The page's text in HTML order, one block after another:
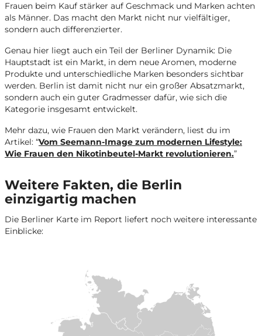
Frauen beim Kauf stärker auf Geschmack und Marken achten
als Männer. Das macht den Markt nicht nur vielfältiger,
sondern auch differenzierter.
Genau hier liegt auch ein Teil der Berliner Dynamik: Die
Hauptstadt ist ein Markt, in dem neue Aromen, moderne
Produkte und unterschiedliche Marken besonders sichtbar
werden. Berlin ist damit nicht nur ein großer Absatzmarkt,
sondern auch ein guter Gradmesser dafür, wie sich die
Kategorie insgesamt entwickelt.
Mehr dazu, wie Frauen den Markt verändern, liest du im
Artikel: “Vom Seemann-Image zum modernen Lifestyle:
Wie Frauen den Nikotinbeutel-Markt revolutionieren.”
Weitere Fakten, die Berlin
einzigartig machen
Die Berliner Karte im Report liefert noch weitere interessante
Einblicke: